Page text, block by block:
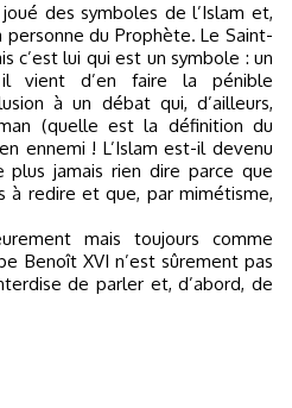
des symboles de l’Islam et,
du Prophète. Le Saint-
c’est lui qui est un symbole : un
vient d’en faire la pénible
à un débat qui, d’ailleurs,
(quelle est la définition du
ennemi ! L’Islam est-il devenu
jamais rien dire parce que
à redire et que, par mimétisme,
mais toujours comme
Benoît XVI n’est sûrement pas
de parler et, d’abord, de